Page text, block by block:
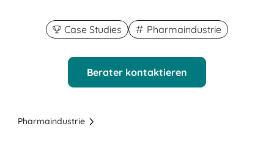
Case Studies Pharmaindustrie
Berater kontaktieren
Pharmaindustrie